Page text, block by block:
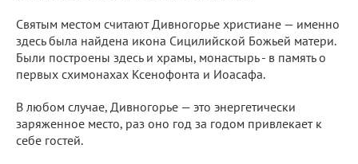
Святым местом считают Дивногорье христиане — именно
здесь была найдена икона Сицилийской Божьей матери.
Были построены здесь и храмы, монастырь - в память о
первых схимонахах Ксенофонта и Иоасафа.
В любом случае, Дивногорье — это энергетически
заряженное место, раз оно год за годом привлекает к
себе гостей.